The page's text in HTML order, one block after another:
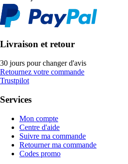
Livraison et retour
30 jours pour changer d'avis
Retournez votre commande
Trustpilot
Services
Mon compte
Centre d'aide
Suivre ma commande
Retourner ma commande
Codes promo